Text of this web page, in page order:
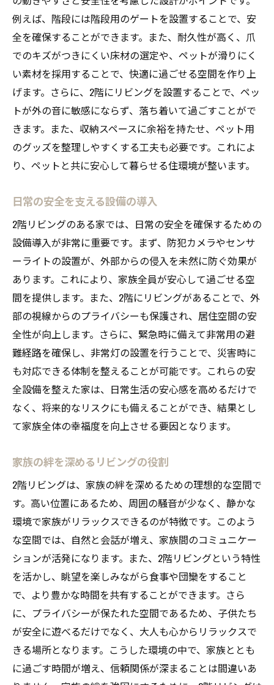
例えば、階段には階段用のゲートを設置することで、安
全を確保することができます。また、耐久性が高く、爪
でのキズがつきにくい床材の選定や、ペットが滑りにく
い素材を採用することで、快適に過ごせる空間を作り上
げます。さらに、2階にリビングを設置することで、ペッ
トが外の音に敏感にならず、落ち着いて過ごすことがで
きます。また、収納スペースに余裕を持たせ、ペット用
のグッズを整理しやすくする工夫も必要です。これによ
り、ペットと共に安心して暮らせる住環境が整います。
日常の安全を支える設備の導入
2階リビングのある家では、日常の安全を確保するための
設備導入が非常に重要です。まず、防犯カメラやセンサ
ーライトの設置が、外部からの侵入を未然に防ぐ効果が
あります。これにより、家族全員が安心して過ごせる空
間を提供します。また、2階にリビングがあることで、外
部の視線からのプライバシーも保護され、居住空間の安
全性が向上します。さらに、緊急時に備えて非常用の避
難経路を確保し、非常灯の設置を行うことで、災害時に
も対応できる体制を整えることが可能です。これらの安
全設備を整えた家は、日常生活の安心感を高めるだけで
なく、将来的なリスクにも備えることができ、結果とし
て家族全体の幸福度を向上させる要因となります。
家族の絆を深めるリビングの役割
2階リビングは、家族の絆を深めるための理想的な空間で
す。高い位置にあるため、周囲の騒音が少なく、静かな
環境で家族がリラックスできるのが特徴です。このよう
な空間では、自然と会話が増え、家族間のコミュニケー
ションが活発になります。また、2階リビングという特性
を活かし、眺望を楽しみながら食事や団欒をすること
で、より豊かな時間を共有することができます。さら
に、プライバシーが保たれた空間であるため、子供たち
が安全に遊べるだけでなく、大人も心からリラックスで
きる場所となります。こうした環境の中で、家族ととも
に過ごす時間が増え、信頼関係が深まることは間違いあ